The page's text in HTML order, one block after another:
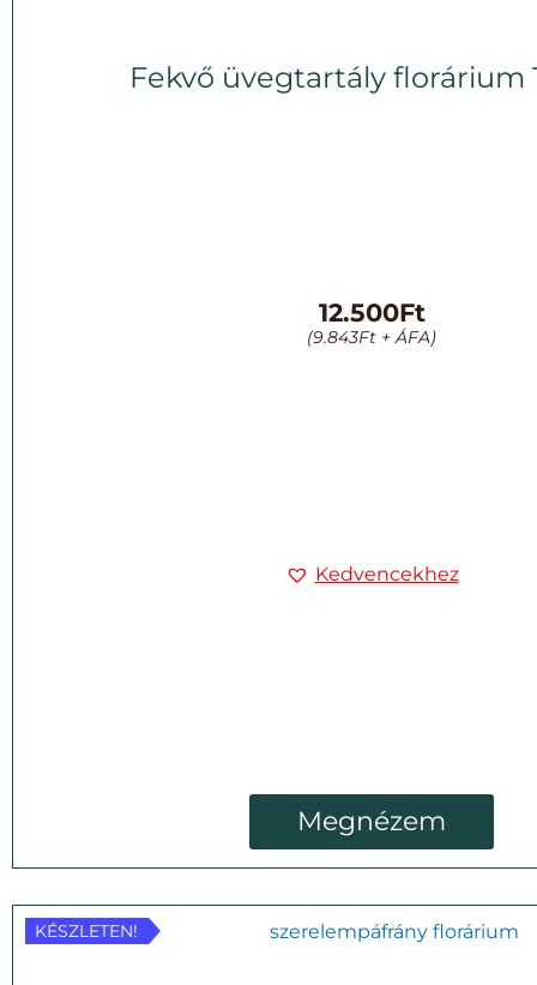
Fekvő üvegtartály florárium
12.500Ft
(9.843Ft + ÁFA)
Kedvencekhez
Megnézem
KÉSZLETEN!
KÉSZLETEN!